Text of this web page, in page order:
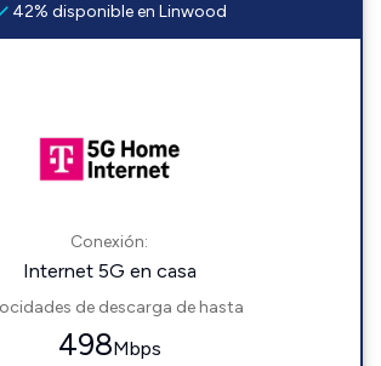
42% disponible en Linwood
Conexión:
Internet 5G en casa
de descarga de hasta
498Mbps